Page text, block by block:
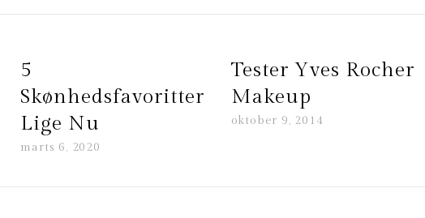
5
Skønhedsfavoritter
Lige Nu
marts 6, 2020
Tester Yves Rocher
Makeup
oktober 9, 2014